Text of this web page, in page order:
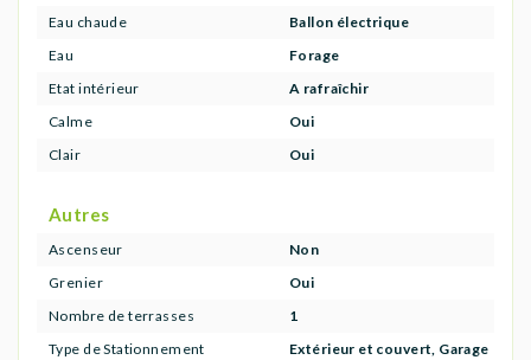
Eau chaude
Ballon électrique
Eau
Forage
Etat intérieur
A rafraîchir
Calme
Oui
Clair
Oui
Autres
Ascenseur
Non
Grenier
Oui
Nombre de terrasses
1
Type de Stationnement
Extérieur et couvert, Garage